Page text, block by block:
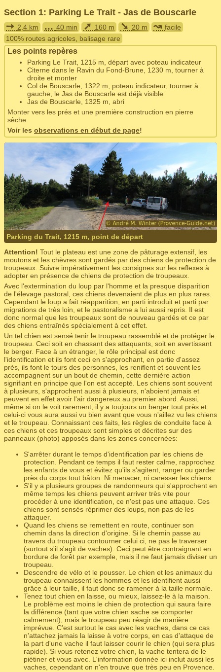
Section 1: Parking Le Trait - Jas de Bouscarle
➙ 2,4 km ... 40 min ➚ 160 m ➘ 20 m ↝ facile
100% routes agricoles, balisage rare
Les points repères
Parking Le Trait, 1215 m, départ avec poteau indicateur
Citerne dans le Ravin du Fond-Brune, 1230 m, tourner à
droite et monter
Col de Bouscarle, 1322 m, poteau indicateur, tourner à
gauche, le Jas de Bouscarle est déjà visible
Jas de Bouscarle, 1325 m, abri
Monter vers les prés et une première construction en pierre
sèche.
Voir les observations en début de page!
Parking du Trait, 1215 m, point de départ
Attention! Tout le plateau est une zone de pâturage extensif, les
moutons et les chèvres sont gardés par des chiens de protection de
troupeaux. Suivre impérativement les consignes sur les reflexes à
adopter en présence de chiens de protection de troupeaux.
Avec l'extermination du loup par l'homme et la presque disparition
de l'élevage pastoral, ces chiens devenaient de plus en plus rares.
Cependant le loup a fait réapparition, en parti introduit et parti par
migrations de très loin, et le pastoralisme a lui aussi repris. Il est
donc normal que les troupeaux sont de nouveau gardés et ce par
des chiens entraînés spécialement à cet effet.
Un tel chien est sensé tenir le troupeau rassemblé et de protéger le
troupeau. Ceci soit en chassant des attaquants, soit en avertissant
le berger. Face à un étranger, le rôle principal est donc
l'identification et ils font ceci en s'approchant, en partie d'assez
près, ils font le tours des personnes, les reniflent et souvent les
accompagnent sur un bout de chemin, cette dernière action
signifiant en principe que l'on est accepté. Les chiens sont souvent
à plusieurs, s'approchent aussi à plusieurs, n'aboient jamais et
peuvent en effet avoir l'air dangereux au premier abord. Aussi,
même si on le voit rarement, il y a toujours un berger tout près et
celui-ci vous aura aussi vu bien avant que vous n'aillez vu les chiens
et le troupeau. Connaissant ces faits, les règles de conduite face à
ces chiens et ces troupeaux sont simples et décrites sur des
panneaux (photo) apposés dans les zones concernées:
S'arrêter durant le temps d'identification par les chiens de
protection. Pendant ce temps il faut rester calme, rapprochez
les enfants de vous et évitez qu'ils s'agitent, ranger ou garder
près du corps tout bâton. Ni menacer, ni caresser les chiens.
S'il y a plusieurs groupes de randonneurs qui s'approchent en
même temps les chiens peuvent arriver très vite pour
procéder à une identification, ce n'est pas une attaque. Ces
chiens sont sensés réprimer des loups, non pas de les
attaquer.
Quand les chiens se remettent en route, continuer son
chemin dans la direction d'origine. Si le chemin passe au
travers du troupeau contourner celui ci, ne pas le traverser
(surtout s'il s'agit de vaches). Ceci peut être contraignant en
bordure de forêt par exemple, mais il ne faut jamais diviser un
troupeau.
Descendre de vélo et le pousser. Le chien et les animaux du
troupeau connaissent les hommes et les identifient aussi
grâce à leur taille, il faut donc se ramener à la taille normale.
Tenez tout chien en laisse, ou mieux, laissez-le à la maison.
Le problème est moins le chien de protection qui saura faire
la différence (tant que votre chien sache se comporter
calmement), mais le troupeau peu réagir de manière
imprévue. C'est surtout le cas avec les vaches, dans ce cas
n'attachez jamais la laisse à votre corps, en cas d'attaque de
la part d'une vache il faut laisser courir le chien (qui sera plus
rapide). Si vous retenez votre chien, la vache tentera de le
piétiner et vous avec. L'information donnée ici inclut aussi les
vaches, cependant on n'en trouve que très peu en Provence.